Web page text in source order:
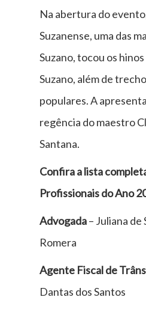
Na abertura do
Suzanense, uma das
Suzano, tocou os
Suzano, além de
populares. A
regência do maestro
Santana.
Confira a lista
Profissionais do Ano
Advogada– Juliana de
Romera
Agente Fiscal de
Dantas dos Santos